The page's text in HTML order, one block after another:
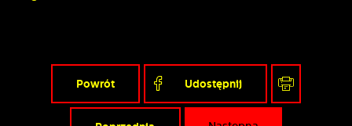
Powrót Udostępnij